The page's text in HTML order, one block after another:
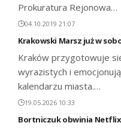
Prokuratura Rejonowa…
04.10.2019 21:07
Krakowski Marsz już w
Kraków przygotowuje
wyrazistych i
kalendarzu miasta.…
19.05.2026 10:33
Bortniczuk obwinia